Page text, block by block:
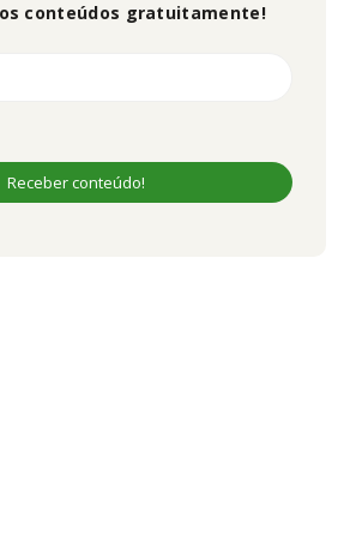
conteúdos gratuitamente!